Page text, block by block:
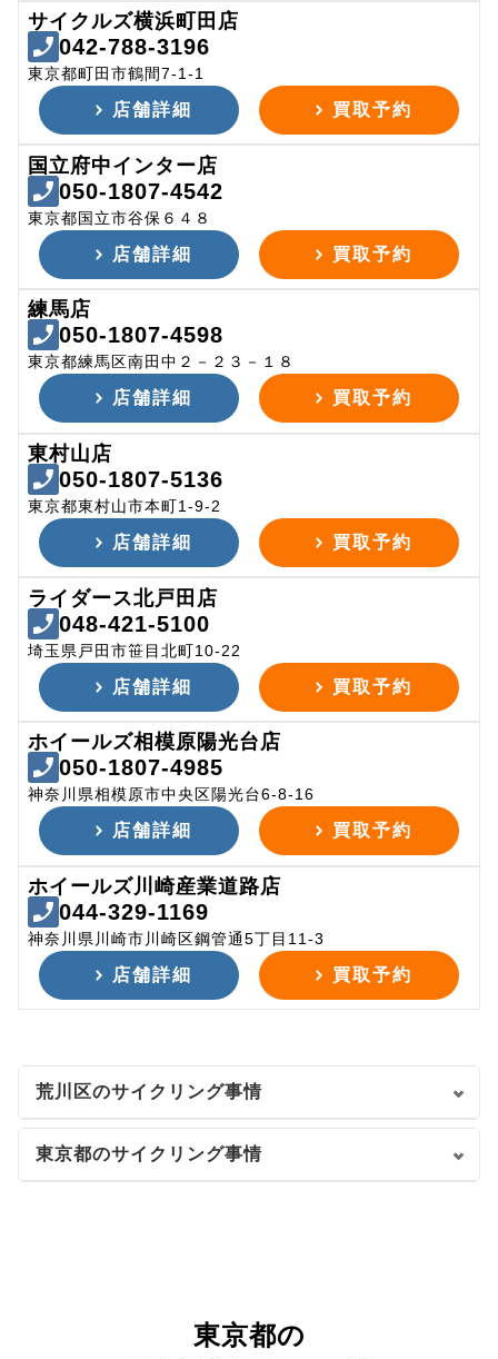
サイクルズ横浜町田店
042-788-3196
東京都町田市鶴間7-1-1
店舗詳細 買取予約
国立府中インター店
050-1807-4542
東京都国立市谷保６４８
店舗詳細 買取予約
練馬店
050-1807-4598
東京都練馬区南田中２－２３－１８
店舗詳細 買取予約
東村山店
050-1807-5136
東京都東村山市本町1-9-2
店舗詳細 買取予約
ライダース北戸田店
048-421-5100
埼玉県戸田市笹目北町10-22
店舗詳細 買取予約
ホイールズ相模原陽光台店
050-1807-4985
神奈川県相模原市中央区陽光台6-8-16
店舗詳細 買取予約
ホイールズ川崎産業道路店
044-329-1169
神奈川県川崎市川崎区鋼管通5丁目11-3
店舗詳細 買取予約
荒川区のサイクリング事情
東京都のサイクリング事情
東京都の